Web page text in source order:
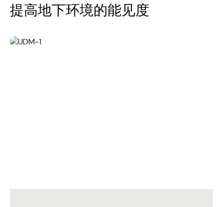
提高地下环境的能见度